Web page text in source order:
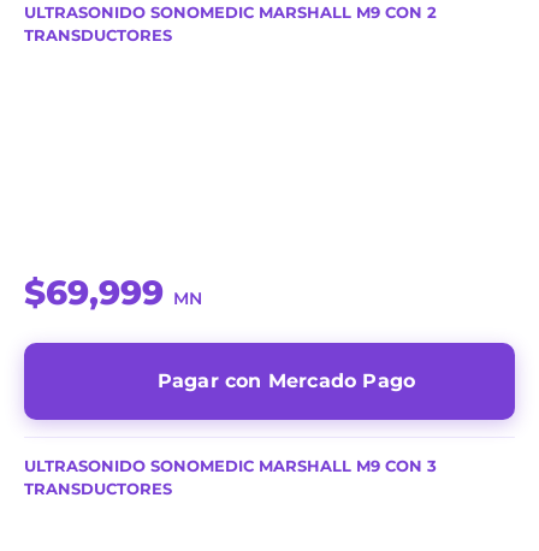
ULTRASONIDO SONOMEDIC MARSHALL M9 CON 2
TRANSDUCTORES
$69,999 MN
Pagar con Mercado Pago
ULTRASONIDO SONOMEDIC MARSHALL M9 CON 3
TRANSDUCTORES